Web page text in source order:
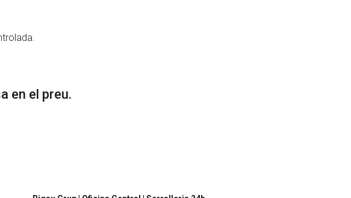
en el preu.